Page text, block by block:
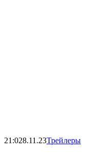
21:028.11.23Трейлеры